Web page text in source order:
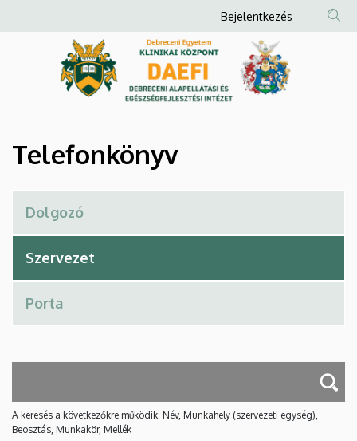
Debreceni
és
Egészségfejlesztési
Intézet
a
Anonim
Felhasználói
fiók
menüje
Bejelentkezés
Telefonkönyv
A keresés a következőkre működik: Név, Munkahely (szervezeti egység),
Beosztás, Munkakör, Mellék